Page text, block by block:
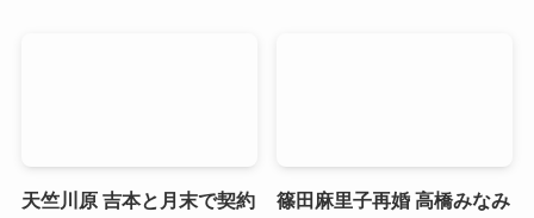
天竺川原 吉本と月末で契約
篠田麻里子再婚 高橋みなみ